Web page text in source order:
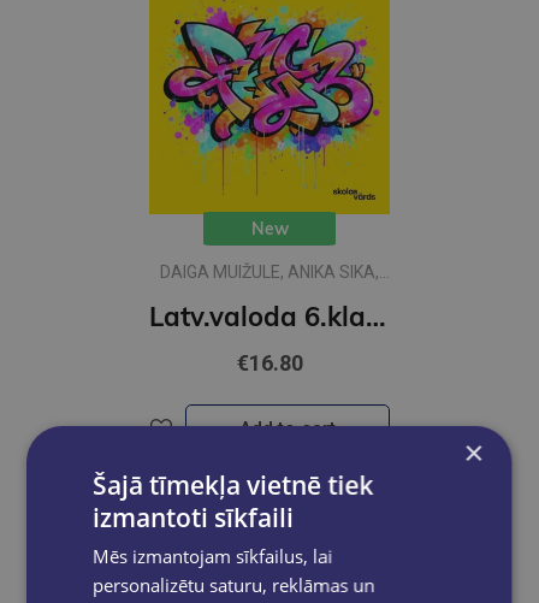
New
DAIGA MUIŽULE, ANIKA SIKA,
Latv.valoda 6.klasei 1.daļa MGR
€16.80
Add to cart
×
Šajā tīmekļa vietnē tiek
izmantoti sīkfaili
Mēs izmantojam sīkfailus, lai
personalizētu saturu, reklāmas un